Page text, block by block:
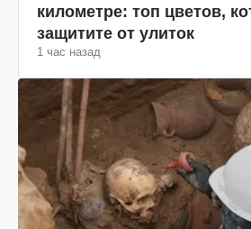
километре: топ цветов,
защитите от улиток
1 час назад